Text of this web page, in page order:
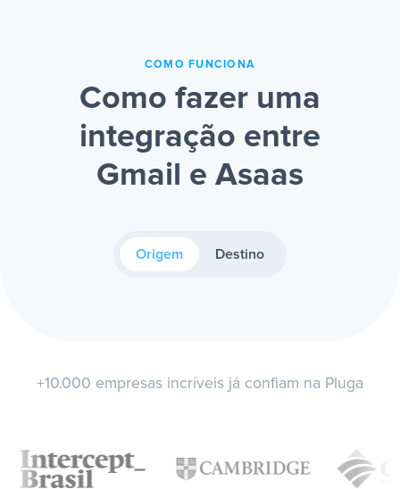
COMO FUNCIONA
Como fazer uma
integração entre
Gmail e Asaas
Origem Destino
+10.000 empresas incríveis já confiam na Pluga